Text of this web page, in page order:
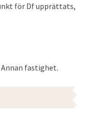
för Df upprättats,
fastighet.